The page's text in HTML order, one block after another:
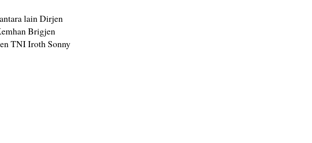
lain Dirjen
Brigjen
TNI Iroth Sonny